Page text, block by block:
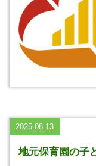
2025.08.13
地元保育園の子